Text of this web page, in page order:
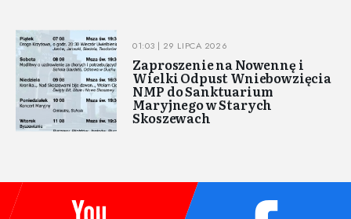
01:03 | 29 LIPCA 2026
Zaproszenie na Nowennę i
Wielki Odpust Wniebowzięcia
NMP do Sanktuarium
Maryjnego w Starych
Skoszewach